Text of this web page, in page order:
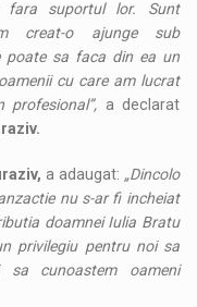
fara suportul lor. Sunt
creat-o ajunge sub
poate sa faca din ea un
cu care am lucrat
a declarat
a adaugat: „Dincolo
nu s-ar fi incheiat
doamnei Iulia Bratu
privilegiu pentru noi sa
cunoastem oameni